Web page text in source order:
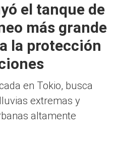
el tanque de
más grande
la protección
en Tokio, busca
extremas y
altamente